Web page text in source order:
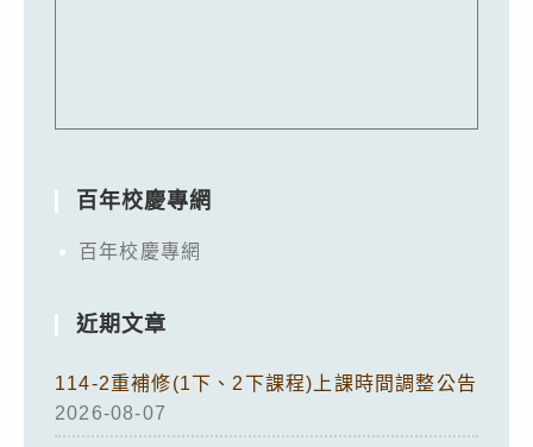
百年校慶專網
百年校慶專網
近期文章
114-2重補修(1下、2下課程)上課時間調整公告
2026-08-07